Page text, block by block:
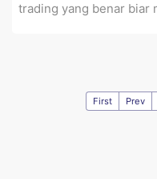
trading yang benar biar
First Prev